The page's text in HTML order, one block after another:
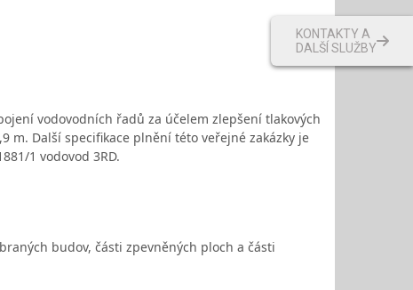
vodovodních řadů za účelem zlepšení tlakových
m. Další specifikace plnění této veřejné zakázky je
1 vodovod 3RD.
budov, části zpevněných ploch a části
KONTAKTY A
DALŠÍ SLUŽBY